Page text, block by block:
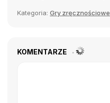
Kategoria: Gry zręcznościowe
KOMENTARZE